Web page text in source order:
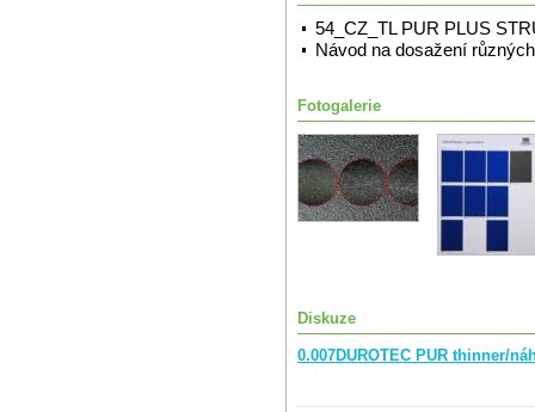
54_CZ_TL PUR PLUS
Návod na dosažení
Fotogalerie
Diskuze
0.007DUROTEC PUR thinner/